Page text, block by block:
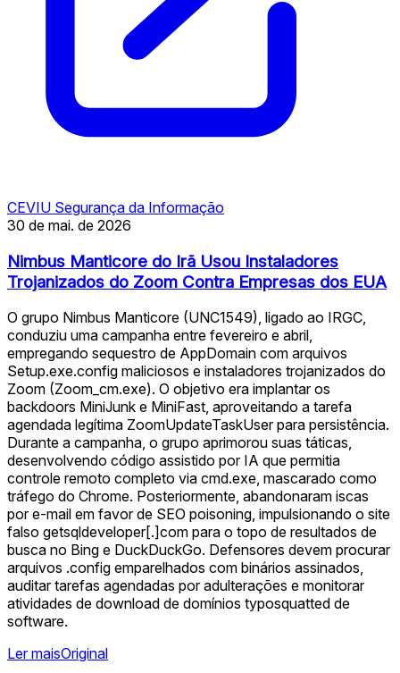
CEVIU Segurança da Informação
30 de mai. de 2026
Nimbus Manticore do Irã Usou Instaladores
Trojanizados do Zoom Contra Empresas dos EUA
O grupo Nimbus Manticore (UNC1549), ligado ao IRGC,
conduziu uma campanha entre fevereiro e abril,
empregando sequestro de AppDomain com arquivos
Setup.exe.config maliciosos e instaladores trojanizados do
Zoom (Zoom_cm.exe). O objetivo era implantar os
backdoors MiniJunk e MiniFast, aproveitando a tarefa
agendada legítima ZoomUpdateTaskUser para persistência.
Durante a campanha, o grupo aprimorou suas táticas,
desenvolvendo código assistido por IA que permitia
controle remoto completo via cmd.exe, mascarado como
tráfego do Chrome. Posteriormente, abandonaram iscas
por e-mail em favor de SEO poisoning, impulsionando o site
falso getsqldeveloper[.]com para o topo de resultados de
busca no Bing e DuckDuckGo. Defensores devem procurar
arquivos .config emparelhados com binários assinados,
auditar tarefas agendadas por adulterações e monitorar
atividades de download de domínios typosquatted de
software.
Ler maisOriginal